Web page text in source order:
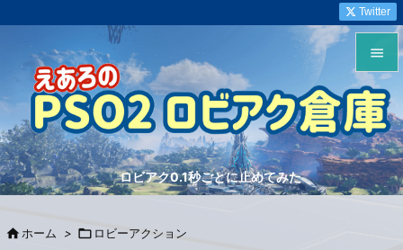
ロビアク0.1秒ごとに止めてみた


メニュ

サイド

Twitter
 ホーム >  ロビーアクション